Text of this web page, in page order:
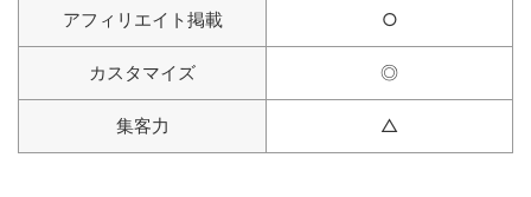
アフィリエイト掲載 ○
カスタマイズ ◎
集客力 △